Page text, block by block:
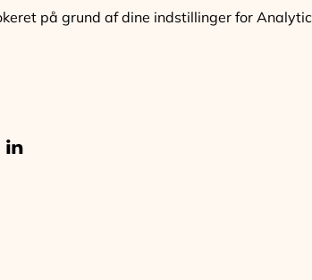
på grund af dine indstillinger for